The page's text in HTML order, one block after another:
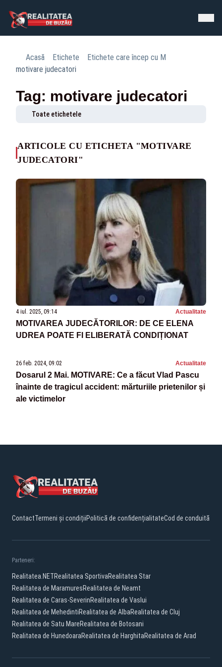
Acasă Etichete
Etichete care încep cu M
motivare judecatori
Tag: motivare judecatori
Toate etichetele
ARTICOLE CU ETICHETA "MOTIVARE
JUDECATORI"
4 iul. 2025, 09:14 Actualitate
MOTIVAREA JUDECĂTORILOR: DE CE ELENA
UDREA POATE FI ELIBERATĂ CONDIȚIONAT
26 feb. 2024, 09:02 Actualitate
Dosarul 2 Mai. MOTIVARE: Ce a făcut Vlad Pascu
înainte de tragicul accident: mărturiile prietenilor și
ale victimelor
ContactTermeni și condițiiPolitică de confidențialitateCod de conduită
Parteneri:
Realitatea.NETRealitatea SportivaRealitatea Star
Realitatea de MaramuresRealitatea de Neamt
Realitatea de Caras-SeverinRealitatea de Vaslui
Realitatea de MehedintiRealitatea de AlbaRealitatea de Cluj
Realitatea de Satu MareRealitatea de Botosani
Realitatea de HunedoaraRealitatea de HarghitaRealitatea de Arad